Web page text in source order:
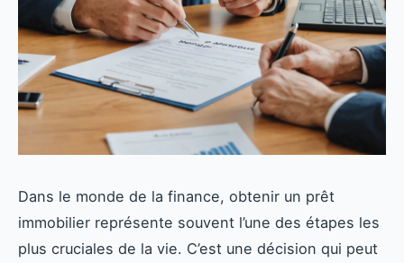
Dans le monde de la finance, obtenir un prêt
immobilier représente souvent l’une des étapes les
plus cruciales de la vie. C’est une décision qui peut